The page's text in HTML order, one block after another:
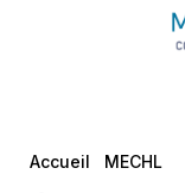
Accueil MECHL